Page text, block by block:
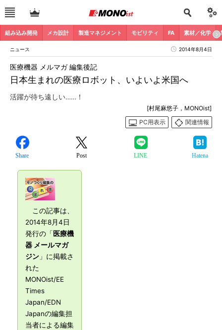
組み込み開発 メカ設計 製造マネジメント モビリティ FA 素材／化学
ニュース 2014年8月4日
日本生まれの医療ロボット、いよいよ米国へ
医療機器 メルマガ 編集後記
活躍が待ち遠しい……！
[村尾麻悠子，MONOist]
PC用表示
関連情報
Share Post LINE Hatena
この記事は、
2014年8月4日
発行の「 医療機
器 メールマガ
ジン 」に掲載さ
れた
MONOist/EE
Times
Japan/EDN
Japanの編集担
当者による編集